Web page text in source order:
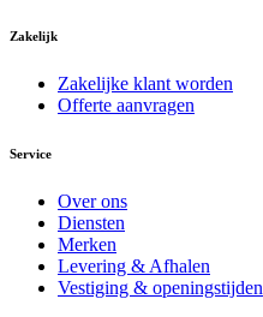
Zakelijk
Zakelijke klant worden
Offerte aanvragen
Service
Over ons
Diensten
Merken
Levering & Afhalen
Vestiging & openingstijden